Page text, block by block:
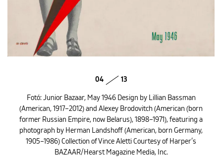
04 13
Fotó: Junior Bazaar, May 1946 Design by Lillian Bassman
(American, 1917–2012) and Alexey Brodovitch (American (born
former Russian Empire, now Belarus), 1898–1971), featuring a
photograph by Herman Landshoff (American, born Germany,
1905–1986) Collection of Vince Aletti Courtesy of Harper’s
BAZAAR/Hearst Magazine Media, Inc.